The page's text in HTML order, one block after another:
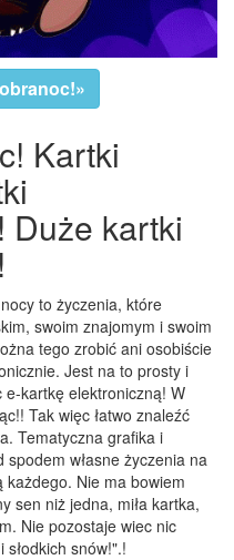
Kartki
Duże kartki
to życzenia, które
swoim znajomym i swoim
tego zrobić ani osobiście
Jest na to prosty i
e-kartkę elektroniczną! W
Tak więc łatwo znaleźć
Tematyczna grafika i
własne życzenia na
każdego. Nie ma bowiem
sen niż jedna, miła kartka,
Nie pozostaje wiec nic
snów!".!